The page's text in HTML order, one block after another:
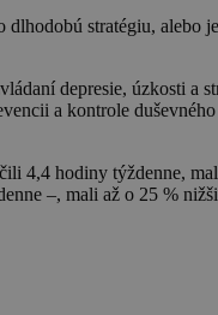
stratégiu, alebo
depresie, úzkosti a
a kontrole
4,4 hodiny týždenne,
–, mali až o 25 %